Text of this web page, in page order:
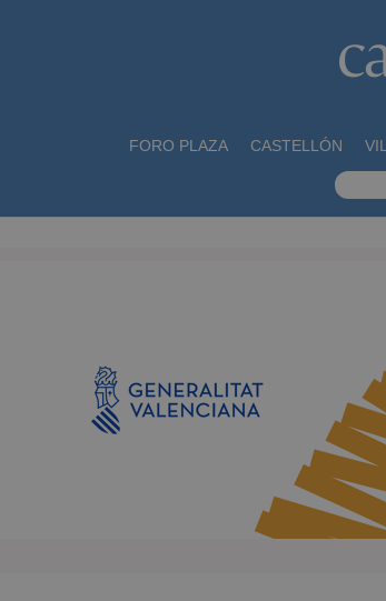
FORO PLAZA CASTELLÓN